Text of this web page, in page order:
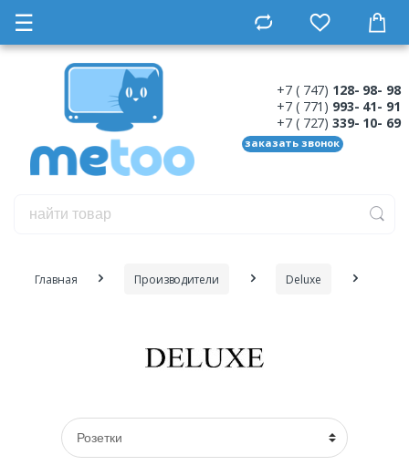
☰
+7 ( 747) 128- 98- 98
+7 ( 771) 993- 41- 91
+7 ( 727) 339- 10- 69
заказать звонок
Главная Производители Deluxe